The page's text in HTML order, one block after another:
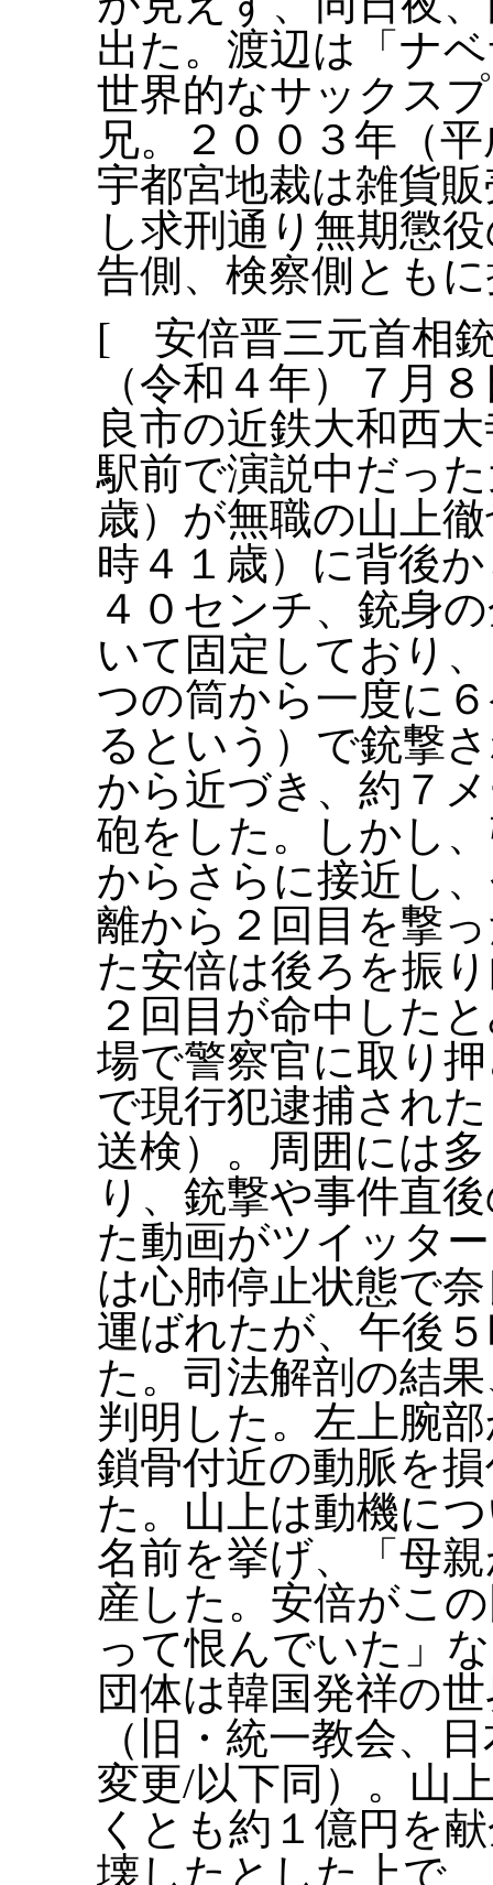
出た。渡辺は「ナ
世界的なサックス
兄。２００３年（
宇都宮地裁は雑貨
し求刑通り無期懲
告側、検察側とも
[ 安倍晋三元首相
（令和４年）７月
良市の近鉄大和西
駅前で演説中だっ
歳）が無職の山上
時４１歳）に背後
４０センチ、銃身
いて固定しており
つの筒から一度に
るという）で銃撃
から近づき、約７
砲をした。しかし
からさらに接近し
離から２回目を撃
た安倍は後ろを振
２回目が命中した
場で警察官に取り
で現行犯逮捕され
送検）。周囲には
り、銃撃や事件直
た動画がツイッタ
は心肺停止状態で
運ばれたが、午後
た。司法解剖の結
判明した。左上腕
鎖骨付近の動脈を
た。山上は動機に
名前を挙げ、「母
産した。安倍がこ
って恨んでいた」
団体は韓国発祥の
（旧・統一教会、
変更/以下同）。山
くとも約１億円を
壊したとした上で